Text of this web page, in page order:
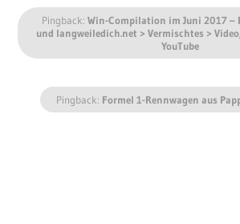
Pingback: Win-Compilation im Juni 2017 –
und langweiledich.net > Vermischtes >
YouTube
Pingback: Formel 1-Rennwagen aus